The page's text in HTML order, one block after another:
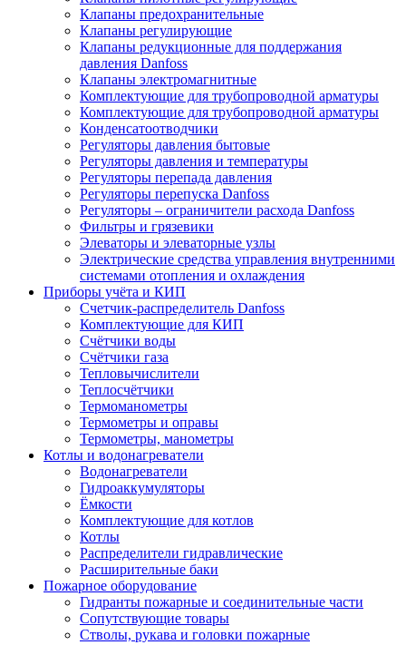
Клапаны предохранительные
Клапаны регулирующие
Клапаны редукционные для поддержания
давления Danfoss
Клапаны электромагнитные
Комплектующие для трубопроводной арматуры
Комплектующие для трубопроводной арматуры
Конденсатоотводчики
Регуляторы давления бытовые
Регуляторы давления и температуры
Регуляторы перепада давления
Регуляторы перепуска Danfoss
Регуляторы – ограничители расхода Danfoss
Фильтры и грязевики
Элеваторы и элеваторные узлы
Электрические средства управления внутренними
системами отопления и охлаждения
Приборы учёта и КИП
Cчетчик-распределитель Danfoss
Комплектующие для КИП
Счётчики воды
Счётчики газа
Тепловычислители
Теплосчётчики
Термоманометры
Термометры и оправы
Термометры, манометры
Котлы и водонагреватели
Водонагреватели
Гидроаккумуляторы
Ёмкости
Комплектующие для котлов
Котлы
Распределители гидравлические
Расширительные баки
Пожарное оборудование
Гидранты пожарные и соединительные части
Сопутствующие товары
Стволы, рукава и головки пожарные